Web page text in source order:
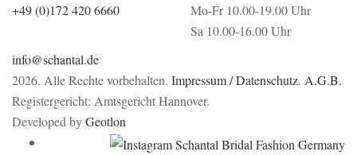
+49 (0)172 420 6660
Mo-Fr 10.00-19.00 Uhr
Sa 10.00-16.00 Uhr
info@schantal.de
2026. Alle Rechte vorbehalten. Impressum / Datenschutz. A.G.B.
Registergericht: Amtsgericht Hannover.
Developed byGeotlon